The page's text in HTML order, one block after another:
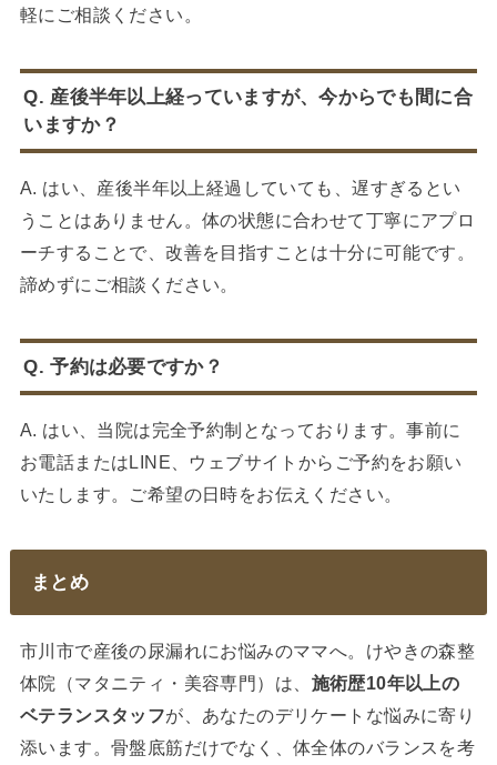
軽にご相談ください。
Q. 産後半年以上経っていますが、今からでも間に合
いますか？
A. はい、産後半年以上経過していても、遅すぎるとい
うことはありません。体の状態に合わせて丁寧にアプロ
ーチすることで、改善を目指すことは十分に可能です。
諦めずにご相談ください。
Q. 予約は必要ですか？
A. はい、当院は完全予約制となっております。事前に
お電話またはLINE、ウェブサイトからご予約をお願い
いたします。ご希望の日時をお伝えください。
まとめ
市川市で産後の尿漏れにお悩みのママへ。けやきの森整
体院（マタニティ・美容専門）は、 施術歴10年以上の
ベテランスタッフが、あなたのデリケートな悩みに寄り
添います。骨盤底筋だけでなく、体全体のバランスを考